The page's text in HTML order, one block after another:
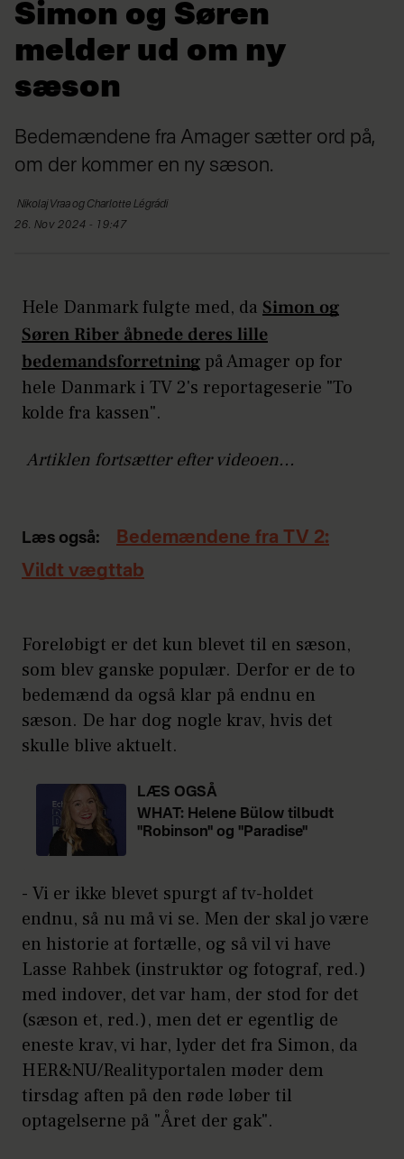
Simon og Søren
melder ud om ny
sæson
Bedemændene fra Amager sætter ord på,
om der kommer en ny sæson.
Nikolaj Vraa og Charlotte Légrádi
26. Nov 2024 - 19:47
Hele Danmark fulgte med, da Simon og
Søren Riber åbnede deres lille
bedemandsforretning på Amager op for
hele Danmark i TV 2's reportageserie "To
kolde fra kassen".
Artiklen fortsætter efter videoen...
Læs også:
Bedemændene fra TV 2:
Vildt vægttab
Foreløbigt er det kun blevet til en sæson,
som blev ganske populær. Derfor er de to
bedemænd da også klar på endnu en
sæson. De har dog nogle krav, hvis det
skulle blive aktuelt.
LÆS OGSÅ
WHAT: Helene Bülow tilbudt
"Robinson" og "Paradise"
- Vi er ikke blevet spurgt af tv-holdet
endnu, så nu må vi se. Men der skal jo være
en historie at fortælle, og så vil vi have
Lasse Rahbek (instruktør og fotograf, red.)
med indover, det var ham, der stod for det
(sæson et, red.), men det er egentlig de
eneste krav, vi har, lyder det fra Simon, da
HER&NU/Realityportalen møder dem
tirsdag aften på den røde løber til
optagelserne på "Året der gak".